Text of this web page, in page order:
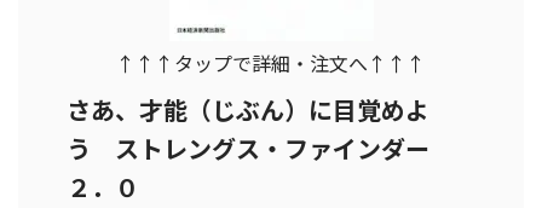
↑↑↑タップで詳細・注文へ↑↑↑
さあ、才能（じぶん）に目覚めよ
う ストレングス・ファインダー
２．０